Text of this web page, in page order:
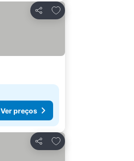
Partilhar
Adicionar aos favoritos
Ver preços
Partilhar
Adicionar aos favoritos